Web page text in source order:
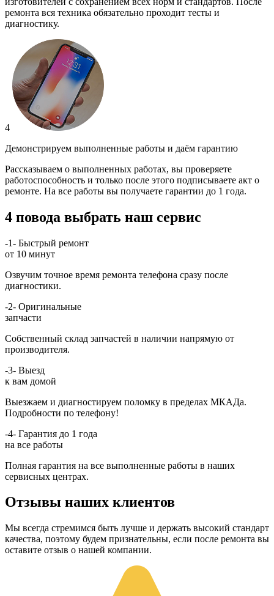
ремонта вся техника обязательно проходит тесты и
диагностику.
4
Демонстрируем выполненные работы и даём гарантию
Рассказываем о выполненных работах, вы проверяете
работоспособность и только после этого подписываете акт о
ремонте. На все работы вы получаете гарантии до 1 года.
4 повода выбрать наш сервис
-1- Быстрый ремонт
от 10 минут
Озвучим точное время ремонта телефона сразу после
диагностики.
-2- Оригинальные
запчасти
Собственный склад запчастей в наличии напрямую от
производителя.
-3- Выезд
к вам домой
Выезжаем и диагностируем поломку в пределах МКАДа.
Подробности по телефону!
-4- Гарантия до 1 года
на все работы
Полная гарантия на все выполненные работы в наших
сервисных центрах.
Отзывы наших клиентов
Мы всегда стремимся быть лучше и держать высокий стандарт
качества, поэтому будем признательны, если после ремонта вы
оставите отзыв о нашей компании.